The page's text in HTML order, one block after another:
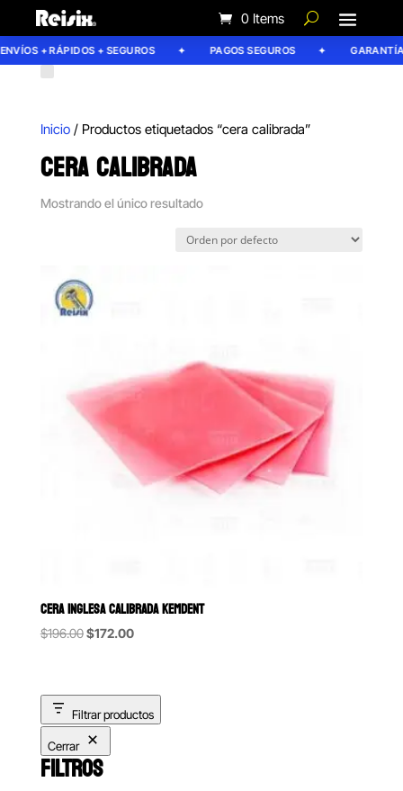
0 Items
+ RÁPIDOS + SEGUROS PAGOS SEGUROS GARANTÍA
Inicio/ Productos etiquetados “cera calibrada”
CERA CALIBRADA
Mostrando el único resultado
CERA INGLESA CALIBRADA KEMDENT
$196.00Original
$196.00.
$172.00Current
$172.00.
Filtrar productos
Cerrar
FILTROS